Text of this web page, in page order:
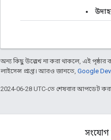
অন্য কিছু উল্লেখ না করা থাকলে, এই পৃষ্ঠার
লাইসেন্স প্রাপ্ত। আরও জানতে, Google
2024-06-28 UTC-তে শেষবার আপডেট করা